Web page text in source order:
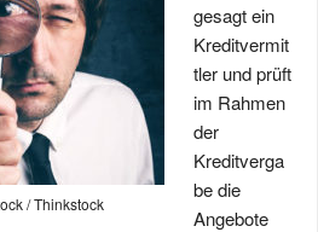
/ Thinkstock
gesagt ein
Kreditvermit
tler und prüft
im Rahmen
der
Kreditverga
be die
Angebote